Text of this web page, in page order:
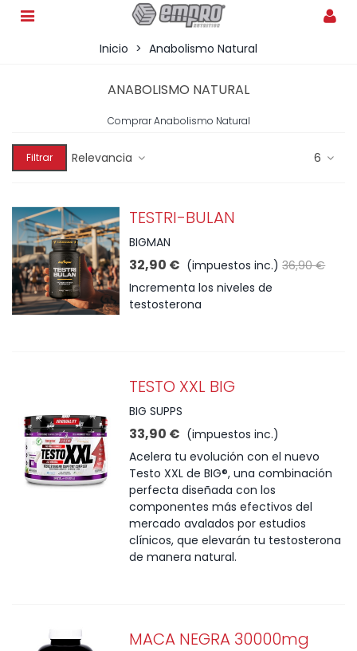
Inicio > Anabolismo Natural
ANABOLISMO NATURAL
Comprar Anabolismo Natural
Filtrar Relevancia 6
TESTRI-BULAN
BIGMAN
32,90 € (impuestos inc.) 36,90 €
Incrementa los niveles de
testosterona
TESTO XXL BIG
BIG SUPPS
33,90 € (impuestos inc.)
Acelera tu evolución con el nuevo
Testo XXL de BIG®, una combinación
perfecta diseñada con los
componentes más efectivos del
mercado avalados por estudios
clínicos, que elevarán tu testosterona
de manera natural.
MACA NEGRA 30000mg